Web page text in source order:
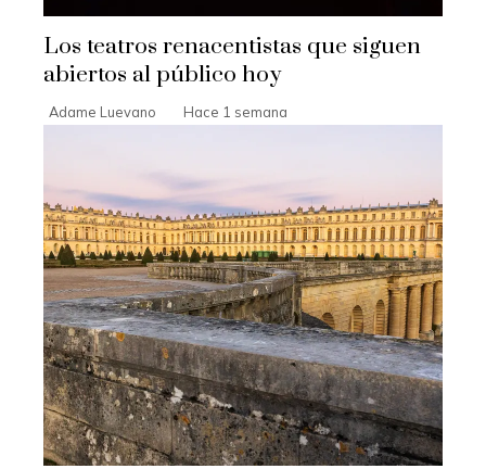
Los teatros renacentistas que siguen
abiertos al público hoy
Adame Luevano Hace 1 semana